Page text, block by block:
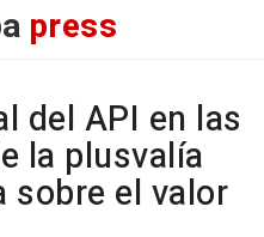
press
del API en las
la plusvalía
sobre el valor